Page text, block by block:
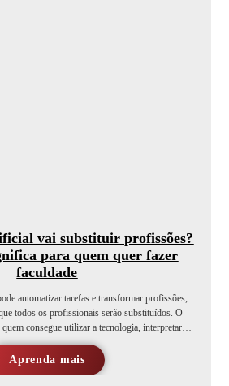
vai substituir profissões?
para quem quer fazer
faculdade
automatizar tarefas e transformar profissões,
todos os profissionais serão substituídos. O
quem consegue utilizar a tecnologia, interpretar…
Aprenda mais